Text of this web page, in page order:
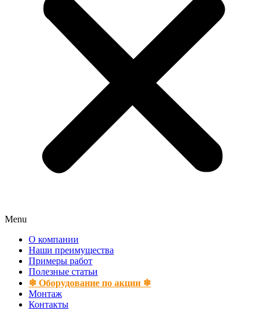
Menu
О компании
Наши преимущества
Примеры работ
Полезные статьи
❄ Оборудование по акции ❄
Монтаж
Контакты